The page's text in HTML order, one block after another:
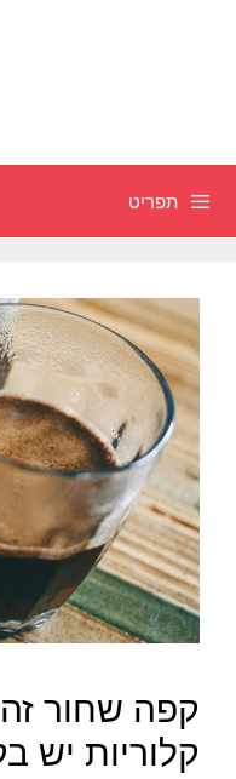
תפריט
קפה שחור
קלוריות יש